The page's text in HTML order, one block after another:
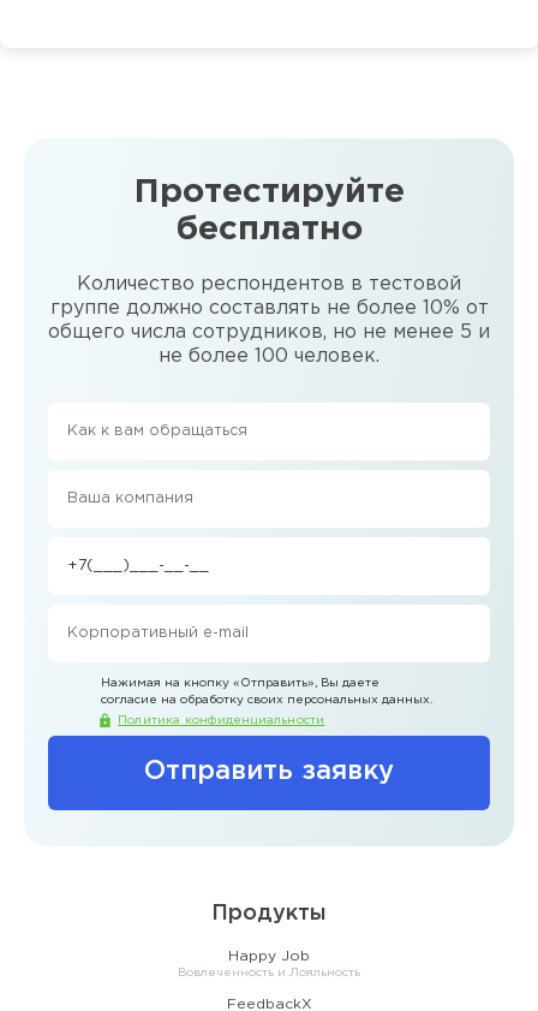
Протестируйте
бесплатно
Количество респондентов в тестовой
группе должно составлять не более 10% от
общего числа сотрудников, но не менее 5 и
не более 100 человек.
Отправить заявку
Нажимая на кнопку «Отправить» , Вы даете
согласие на обработку своих персональных данных.
Политика конфиденциальности
Продукты
Happy Job
Вовлеченность и Лояльность
FeedbackX